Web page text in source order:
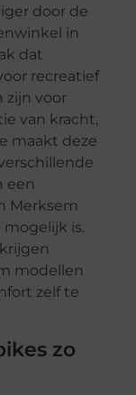
door de
in
dat
recreatief
zijn voor
van kracht,
maakt deze
een
Merksem
is.
modellen
zelf te
zo